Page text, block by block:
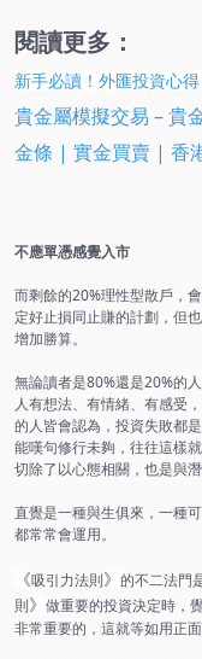
閱讀更多：
新手必讀！外匯投資心
貴金屬模擬交易 – 貴
金條 | 實金買賣 | 香
不應單憑感覺入市
而剩餘的20%理性型散戶，
定好止損同止賺的計劃，但
增加勝算。
無論讀者是80%還是20%的
人有想法、有情緒、有感受
的人皆會認為，投資失敗都
能嘆句修行未夠，往往這樣
切除了以心態相關，也是與潛
直覺是一種與生俱來，一種
都常常會運用。
《吸引力法則》 的不二法門
則》 做重要的投資決定時，
非常重要的，這就等如用正